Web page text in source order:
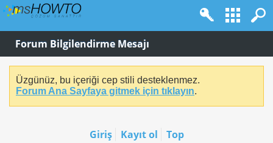
Forum Bilgilendirme Mesajı
Üzgünüz, bu içeriği cep stili desteklenmez.
Forum Ana Sayfaya gitmek için tıklayın.
Giriş Kayıt ol Top